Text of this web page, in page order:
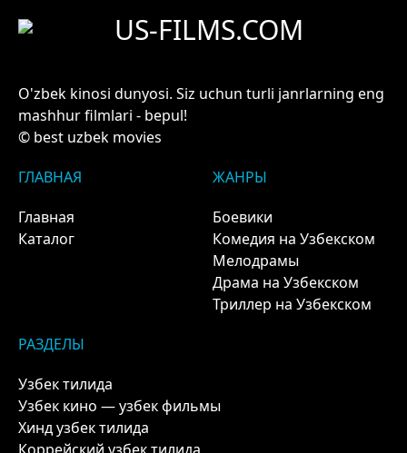
US-FILMS.COM
O'zbek kinosi dunyosi. Siz uchun turli janrlarning eng
mashhur filmlari - bepul!
© best uzbek movies
ГЛАВНАЯ
Главная
Каталог
ЖАНРЫ
Боевики
Комедия на Узбекском
Мелодрамы
Драма на Узбекском
Триллер на Узбекском
РАЗДЕЛЫ
Узбек тилида
Узбек кино — узбек фильмы
Хинд узбек тилида